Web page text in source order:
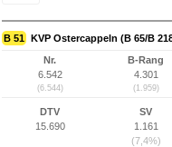
B 51 KVP Ostercappeln (B 65/B
Nr.
6.542
(6.544)
B-Rang
4.301
(1.959)
DTV
15.690
SV
1.161
(7,4%)